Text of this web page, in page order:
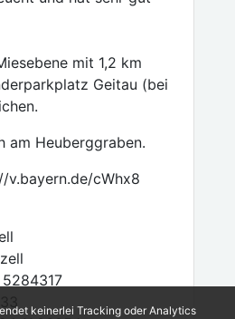
mit 1,2 km
Geitau (bei
am Heuberggraben.
v.bayern.de/cWhx8
keinerlei Tracking oder Analytics